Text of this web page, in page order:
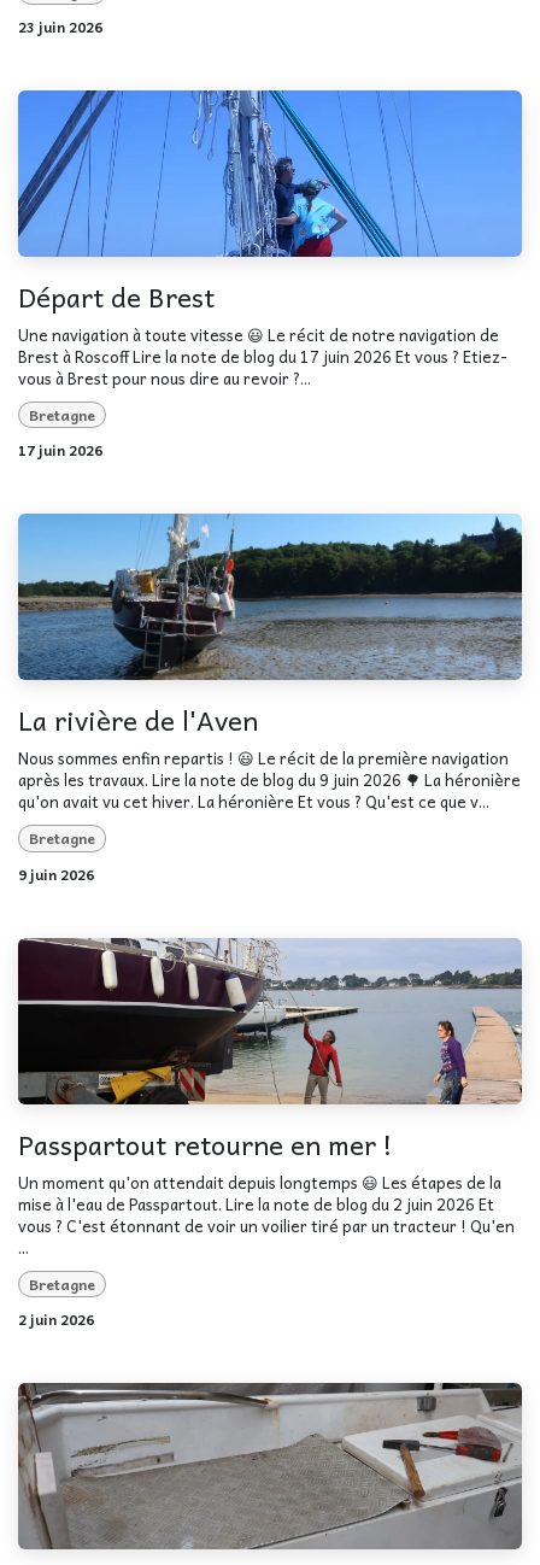
23 juin 2026
Départ de Brest
Une navigation à toute vitesse 😃 Le récit de notre navigation de
Brest à Roscoff Lire la note de blog du 17 juin 2026 Et vous ? Etiez-
vous à Brest pour nous dire au revoir ?...
Bretagne
17 juin 2026
La rivière de l'Aven
Nous sommes enfin repartis ! 😃 Le récit de la première navigation
après les travaux. Lire la note de blog du 9 juin 2026 🌳 La héronière
qu'on avait vu cet hiver. La héronière Et vous ? Qu'est ce que v...
Bretagne
9 juin 2026
Passpartout retourne en mer !
Un moment qu'on attendait depuis longtemps 😃 Les étapes de la
mise à l'eau de Passpartout. Lire la note de blog du 2 juin 2026 Et
vous ? C'est étonnant de voir un voilier tiré par un tracteur ! Qu'en
...
Bretagne
2 juin 2026